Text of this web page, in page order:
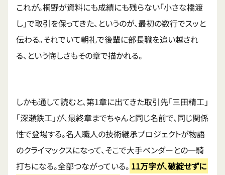
これが。桐野が資料にも成績にも残らない「小さな橋渡
し」で取引を保ってきた、というのが、最初の数行でスッと
伝わる。それでいて朝礼で後輩に部長職を追い越され
る、という悔しさもその章で描かれる。
しかも通して読むと、第1章に出てきた取引先「三田精工」
「深瀬鉄工」が、最終章までちゃんと同じ名前で、同じ関係
性で登場する。名人職人の技術継承プロジェクトが物語
のクライマックスになって、そこで大手ベンダーとの一騎
打ちになる。全部つながっている。 11万字が、破綻せずに